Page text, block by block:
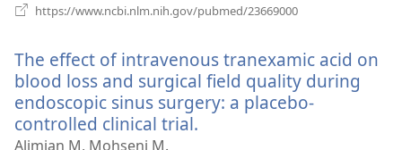
https://www.ncbi.nlm.nih.gov/pubmed/23669000
창
열
기)
The effect of intravenous tranexamic acid on
blood loss and surgical field quality during
endoscopic sinus surgery: a placebo-
controlled clinical trial.
Alimian M, Mohseni M.